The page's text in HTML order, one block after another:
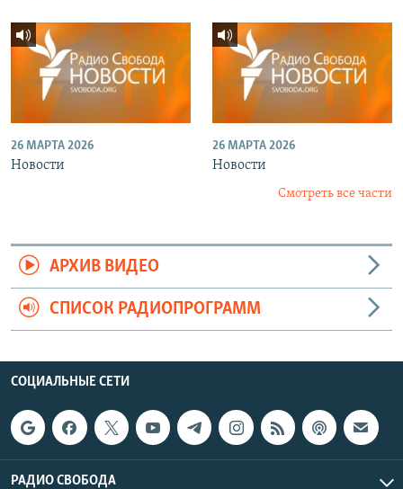
26 МАРТА 2026
Новости
26 МАРТА 2026
Новости
Смотреть все части
АРХИВ ВИДЕО
СПИСОК РАДИОПРОГРАММ
СОЦИАЛЬНЫЕ СЕТИ
РАДИО СВОБОДА